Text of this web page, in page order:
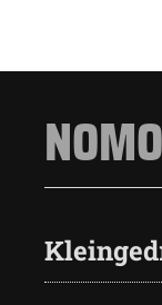
NOMO